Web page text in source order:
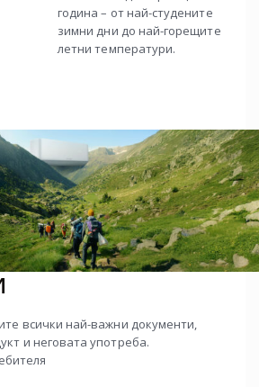
година – от най-студените
зимни дни до най-горещите
летни температури.
всички най-важни документи,
и неговата употреба.